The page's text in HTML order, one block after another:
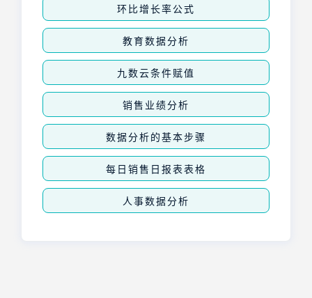
环比增长率公式
教育数据分析
九数云条件赋值
销售业绩分析
数据分析的基本步骤
每日销售日报表表格
人事数据分析